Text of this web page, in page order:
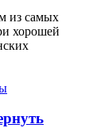
из самых
хорошей